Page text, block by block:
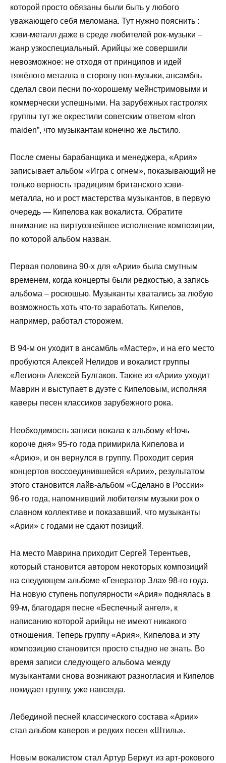
которой просто обязаны были быть у любого
уважающего себя меломана. Тут нужно пояснить :
хэви-металл даже в среде любителей рок-музыки –
жанр узкоспециальный. Арийцы же совершили
невозможное: не отходя от принципов и идей
тяжёлого металла в сторону поп-музыки, ансамбль
сделал свои песни по-хорошему мейнстримовыми и
коммерчески успешными. На зарубежных гастролях
группы тут же окрестили советским ответом «Iron
maiden”, что музыкантам конечно же льстило.
После смены барабанщика и менеджера, «Ария»
записывает альбом «Игра с огнем», показывающий не
только верность традициям британского хэви-
металла, но и рост мастерства музыкантов, в первую
очередь — Кипелова как вокалиста. Обратите
внимание на виртуознейшее исполнение композиции,
по которой альбом назван.
Первая половина 90-х для «Арии» была смутным
временем, когда концерты были редкостью, а запись
альбома – роскошью. Музыканты хватались за любую
возможность хоть что-то заработать. Кипелов,
например, работал сторожем.
В 94-м он уходит в ансамбль «Мастер», и на его место
пробуются Алексей Нелидов и вокалист группы
«Легион» Алексей Булгаков. Также из «Арии» уходит
Маврин и выступает в дуэте с Кипеловым, исполняя
каверы песен классиков зарубежного рока.
Необходимость записи вокала к альбому «Ночь
короче дня» 95-го года примирила Кипелова и
«Арию», и он вернулся в группу. Проходит серия
концертов воссоединившейся «Арии», результатом
этого становится лайв-альбом «Сделано в России»
96-го года, напомнивший любителям музыки рок о
славном коллективе и показавший, что музыканты
«Арии» с годами не сдают позиций.
На место Маврина приходит Сергей Терентьев,
который становится автором некоторых композиций
на следующем альбоме «Генератор Зла» 98-го года.
На новую ступень популярности «Ария» поднялась в
99-м, благодаря песне «Беспечный ангел», к
написанию которой арийцы не имеют никакого
отношения. Теперь группу «Ария», Кипелова и эту
композицию становится просто стыдно не знать. Во
время записи следующего альбома между
музыкантами снова возникают разногласия и Кипелов
покидает группу, уже навсегда.
Лебединой песней классического состава «Арии»
стал альбом каверов и редких песен «Штиль».
Новым вокалистом стал Артур Беркут из арт-рокового